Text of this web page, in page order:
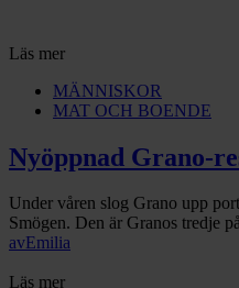
Läs mer
MÄNNISKOR
MAT OCH BOENDE
Nyöppnad Grano-
Under våren slog Grano upp
Smögen. Den är Granos tredje
avEmilia
Läs mer